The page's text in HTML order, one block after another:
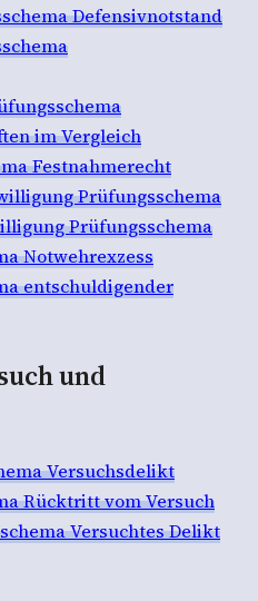
Defensivnotstand
im Vergleich
Festnahmerecht
Prüfungsschema
Prüfungsschema
Notwehrexzess
entschuldigender
und
Versuchsdelikt
Rücktritt vom Versuch
Versuchtes Delikt